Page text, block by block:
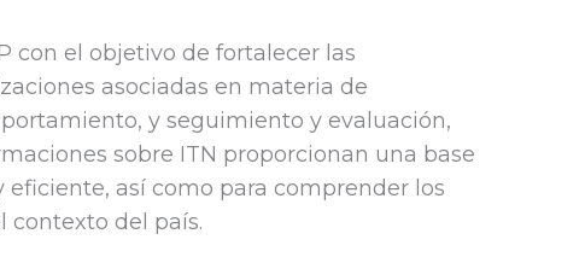
con el objetivo de fortalecer las
asociadas en materia de
y seguimiento y evaluación,
sobre ITN proporcionan una base
así como para comprender los
contexto del país.